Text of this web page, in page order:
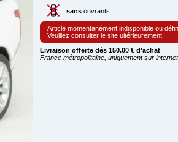
sansouvrants
Article momentanément indisponible ou
Veuillez consulter le site ultérieurement.
Livraison offerte dès 150.00 € d'achat
France métropolitaine, uniquement sur internet